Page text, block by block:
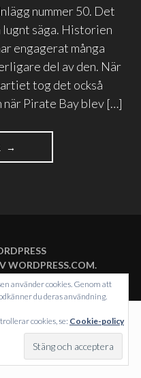
nummer 50. Det
lugnt säga. Historien
engagerat många
del av den. När
tog det också
Pirate Bay blev […]
"HALVTID
I
WORDPRESS.COM.
använder cookies. Genom att
du deras användning.
cookies, se: Cookie-policy